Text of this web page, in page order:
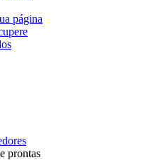
página
prontas